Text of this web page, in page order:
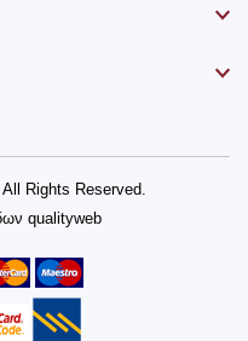
Rights Reserved.
qualityweb